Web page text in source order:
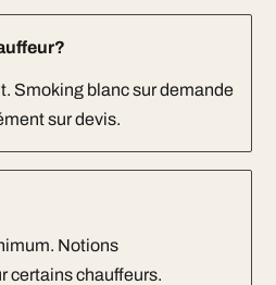
Smoking blanc sur demande
sur devis.
Notions
certains chauffeurs.